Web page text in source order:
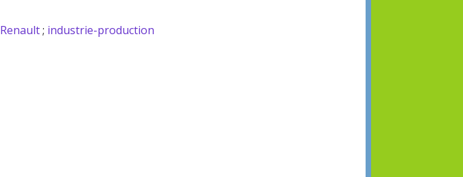
Renault; industrie-production